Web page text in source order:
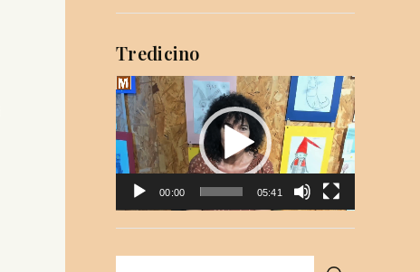
Tredicino
Video
Player
00:00 05:41